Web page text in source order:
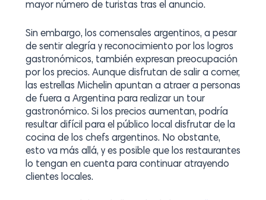
mayor número de turistas tras el anuncio.
Sin embargo, los comensales argentinos, a pesar
de sentir alegría y reconocimiento por los logros
gastronómicos, también expresan preocupación
por los precios. Aunque disfrutan de salir a comer,
las estrellas Michelin apuntan a atraer a personas
de fuera a Argentina para realizar un tour
gastronómico. Si los precios aumentan, podría
resultar difícil para el público local disfrutar de la
cocina de los chefs argentinos. No obstante,
esto va más allá, y es posible que los restaurantes
lo tengan en cuenta para continuar atrayendo
clientes locales.